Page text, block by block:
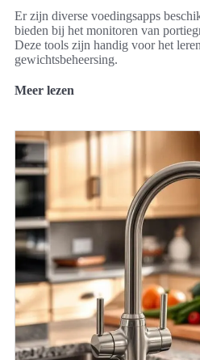
Er zijn diverse voedingsapps
bieden bij het monitoren van
Deze tools zijn handig voor het
gewichtsbeheersing.
Meer lezen